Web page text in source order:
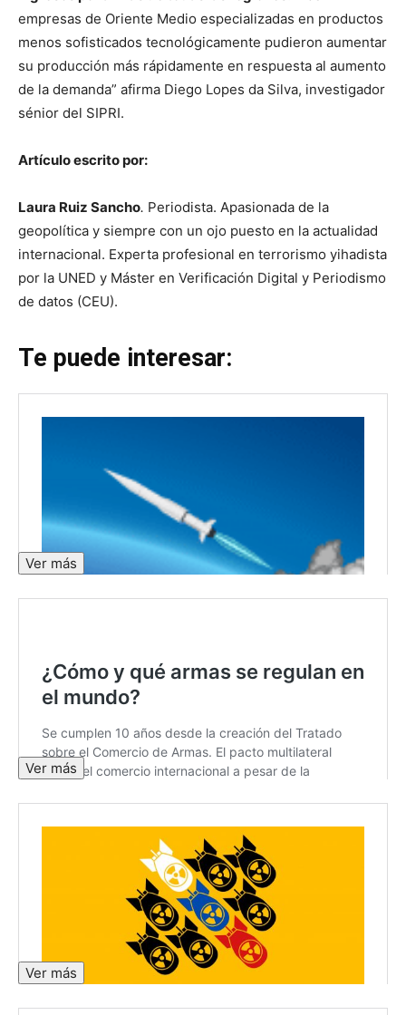
empresas de Oriente Medio especializadas en productos
menos sofisticados tecnológicamente pudieron aumentar
su producción más rápidamente en respuesta al aumento
de la demanda” afirma Diego Lopes da Silva, investigador
sénior del SIPRI.
Artículo escrito por:
Laura Ruiz Sancho. Periodista. Apasionada de la
geopolítica y siempre con un ojo puesto en la actualidad
internacional. Experta profesional en terrorismo yihadista
por la UNED y Máster en Verificación Digital y Periodismo
de datos (CEU).
Te puede interesar:
Ver más
Ver más
Ver más